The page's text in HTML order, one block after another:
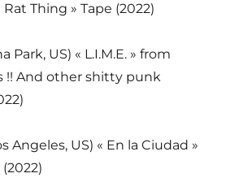
Thing » Tape (2022)
Park, US) « L.I.M.E. » from
!! And other shitty punk
Angeles, US) « En la Ciudad »